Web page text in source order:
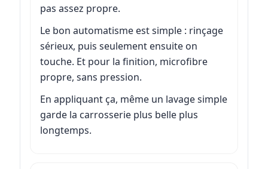
pas assez propre.
Le bon automatisme est simple : rinçage
sérieux, puis seulement ensuite on
touche. Et pour la finition, microfibre
propre, sans pression.
En appliquant ça, même un lavage simple
garde la carrosserie plus belle plus
longtemps.